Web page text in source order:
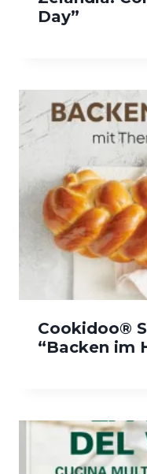
Day”
Cookidoo®
“Backen im